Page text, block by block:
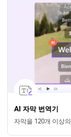
AI 자막 번역기
자막을 120개 이상